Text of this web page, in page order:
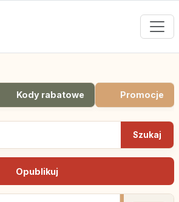
Kody rabatowe Promocje
Szukaj
Opublikuj